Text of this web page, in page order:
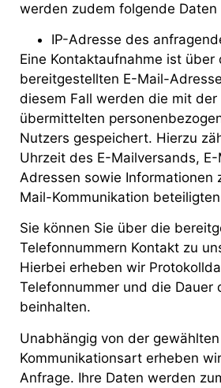
werden zudem folgende Daten
IP-Adresse des
Eine Kontaktaufnahme ist über
bereitgestellten E-Mail-
diesem Fall werden die mit der
übermittelten
Nutzers gespeichert. Hierzu
Uhrzeit des E-Mailversands,
Adressen sowie Informationen
Mail-Kommunikation
Sie können Sie über die
Telefonnummern Kontakt zu
Hierbei erheben wir
Telefonnummer und die Dauer
beinhalten.
Unabhängig von der gewählten
Kommunikationsart erheben
Anfrage. Ihre Daten werden